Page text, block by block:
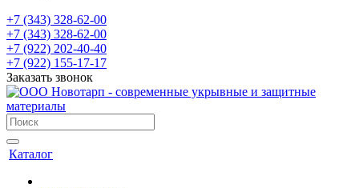
+7 (343) 328-62-00
+7 (343) 328-62-00
+7 (922) 202-40-40
+7 (922) 155-17-17
Заказать звонок
Каталог